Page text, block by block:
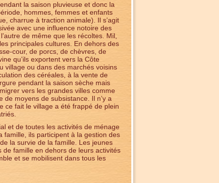
la saison pluvieuse et donc la
hommes, femmes et enfants
charrue à traction animale). Il s’agit
avec une influence notoire des
de même que les récoltes. Mil,
principales cultures. En dehors des
cour, de porcs, de chèvres, de
qu’ils exportent vers la Côte
village ou dans des marchés voisins
des céréales, à la vente de
pendant la saison sèche mais
vers les grandes villes comme
de moyens de subsistance. Il n’y a
ce fait le village a été frappé de plein
et de toutes les activités de ménage
famille, ils participent à la gestion des
la survie de la famille. Les jeunes
de famille en dehors de leurs activités
et se mobilisent dans tous les